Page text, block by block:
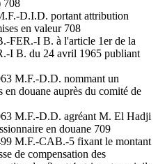
708
D.I.D. portant attribution
en valeur 708
FER.-I B. à l'article 1er de la
I B. du 24 avril 1965 publiant
M.F.-D.D. nommant un
en douane auprès du comité de
M.F.-D.D. agréant M. El Hadji
en douane 709
M.F.-CAB.-5 fixant le montant
de compensation des